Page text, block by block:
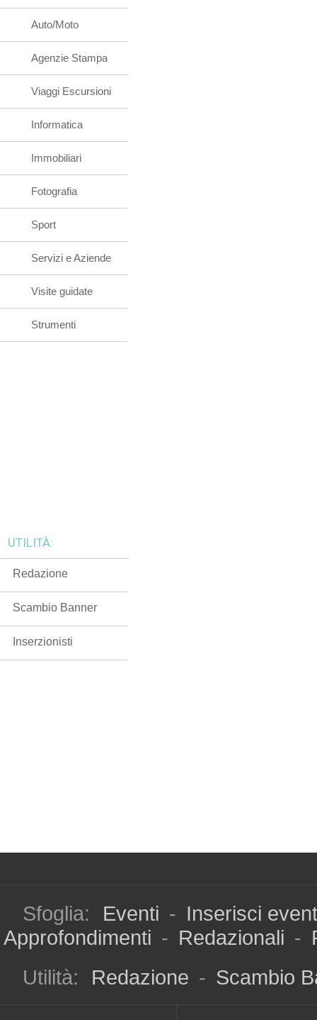
Auto/Moto
Agenzie Stampa
Viaggi Escursioni
Informatica
Immobiliari
Fotografia
Sport
Servizi e Aziende
Visite guidate
Strumenti
UTILITÀ:
Redazione
Scambio Banner
Inserzionisti
Sfoglia: Eventi - Inserisci
Approfondimenti - Redazionali -
Utilità:
Redazione - Scambio